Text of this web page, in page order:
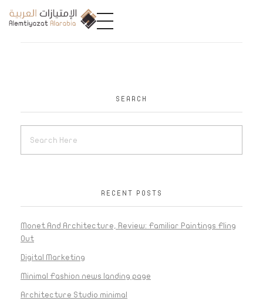
SEARCH
RECENT POSTS
Monet And Architecture, Review: Familiar Paintings Fling
Out
Digital Marketing
Minimal Fashion news landing page
Architecture Studio minimal